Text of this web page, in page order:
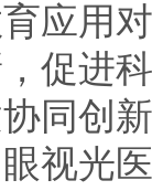
应用
进科
同创
视光